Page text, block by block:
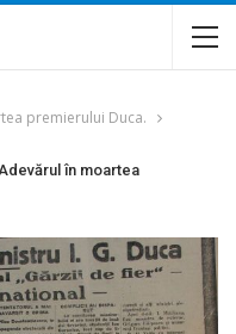
premierului Duca.
în moartea